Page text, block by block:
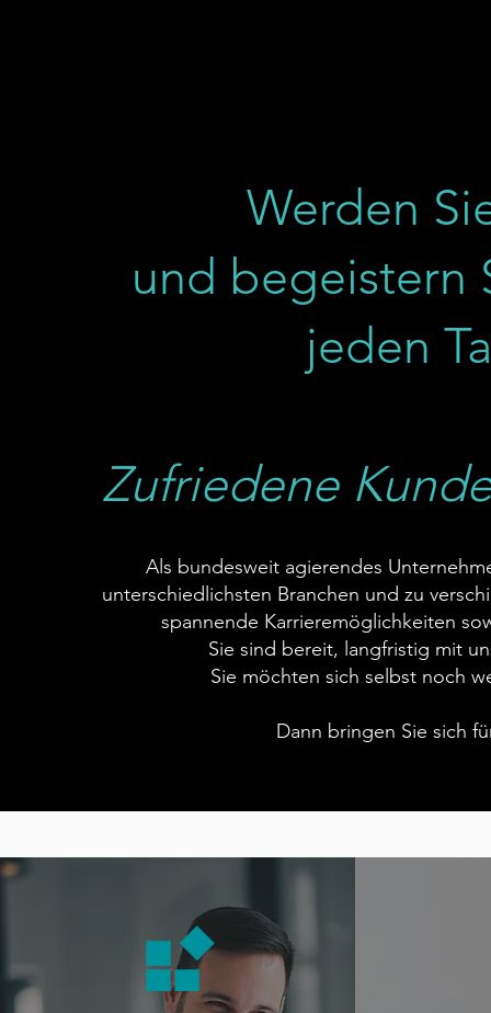
Werden
und begeistern
jeden
Zufriedene
Als bundesweit agierendes
unterschiedlichsten Branchen und zu
spannende Karrieremöglichkeiten
Sie sind bereit, langfristig mit
Sie möchten sich selbst noch
Dann bringen Sie sich